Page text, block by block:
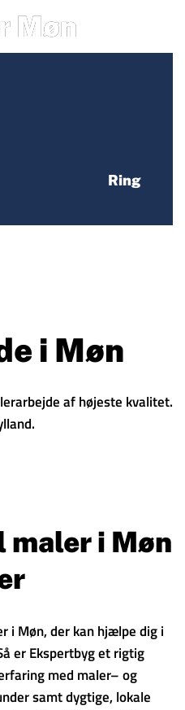
Møn
Ring
i Møn
af højeste kvalitet.
maler i Møn
i Møn, der kan hjælpe dig i
er Ekspertbyg et rigtig
med maler– og
samt dygtige, lokale